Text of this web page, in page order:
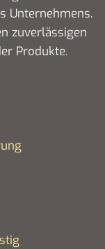
Unternehmens.
zuverlässigen
Produkte.